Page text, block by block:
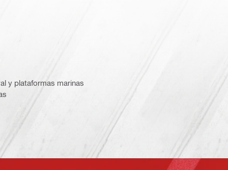
y plataformas marinas